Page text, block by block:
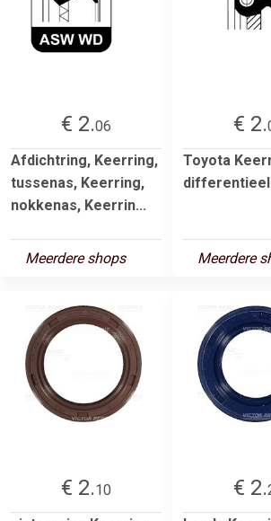
€ 2.06
Afdichtring, Keerring,
tussenas, Keerring,
nokkenas, Keerrin...
Meerdere shops
€ 2.
Toyota
differentieel
Meerdere
€ 2.10
€ 2.